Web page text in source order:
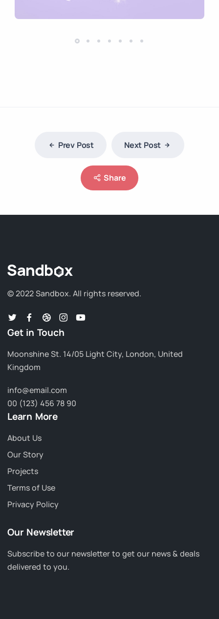
Prev Post Next Post
Share
© 2022 Sandbox. All rights reserved.
Get in Touch
Moonshine St. 14/05 Light City, London, United
Kingdom
info@email.com
00 (123) 456 78 90
Learn More
About Us
Our Story
Projects
Terms of Use
Privacy Policy
Our Newsletter
Subscribe to our newsletter to get our news & deals
delivered to you.